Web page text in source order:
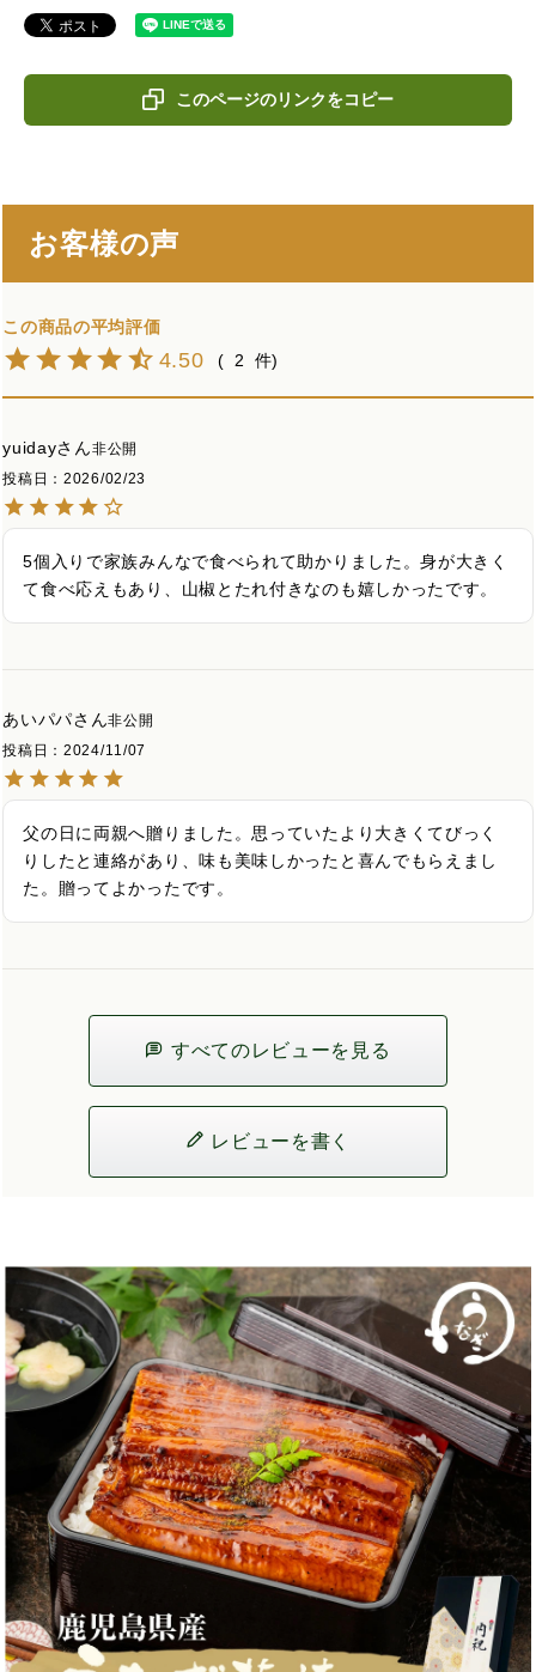
このページのリンクをコピー
お客様の声
4.50 2
yuiday
非公開
投稿日
2026/02/23
5個入りで家族みんなで食べられて助かりました。身が大きく
て食べ応えもあり、山椒とたれ付きなのも嬉しかったです。
あいパパ
非公開
投稿日
2024/11/07
父の日に両親へ贈りました。思っていたより大きくてびっく
りしたと連絡があり、味も美味しかったと喜んでもらえまし
た。贈ってよかったです。
すべてのレビューを見る
レビューを書く